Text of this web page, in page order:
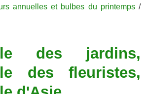
annuelles et bulbes du printemps/
des jardins,
des fleuristes,